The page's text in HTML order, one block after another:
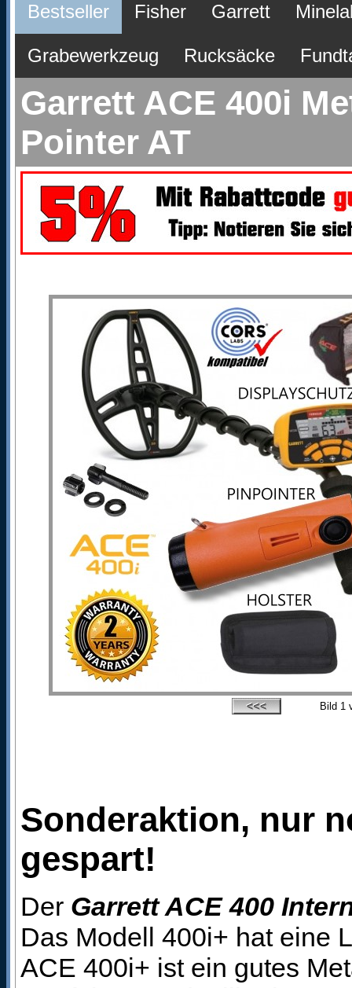
Bestseller Fisher Garrett
Grabewerkzeug Rucksäcke
Garrett ACE 400i
Pointer AT
Bild 1
Sonderaktion, nur
gespart!
Der Garrett ACE 400
Das Modell 400i+ hat eine
ACE 400i+ ist ein gutes